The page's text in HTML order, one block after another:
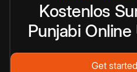
Kostenlos
Punjabi Online
Get